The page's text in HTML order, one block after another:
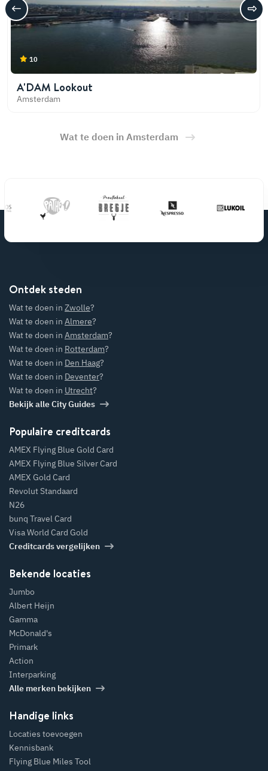
10
A'DAM Lookout
Amsterdam
Wat te doen in Amsterdam
Ontdek steden
Wat te doen in Zwolle?
Wat te doen in Almere?
Wat te doen in Amsterdam?
Wat te doen in Rotterdam?
Wat te doen in Den Haag?
Wat te doen in Deventer?
Wat te doen in Utrecht?
Bekijk alle City Guides
Populaire creditcards
AMEX Flying Blue Gold Card
AMEX Flying Blue Silver Card
AMEX Gold Card
Revolut Standaard
N26
bunq Travel Card
Visa World Card Gold
Creditcards vergelijken
Bekende locaties
Jumbo
Albert Heijn
Gamma
McDonald's
Primark
Action
Interparking
Alle merken bekijken
Handige links
Locaties toevoegen
Kennisbank
Flying Blue Miles Tool